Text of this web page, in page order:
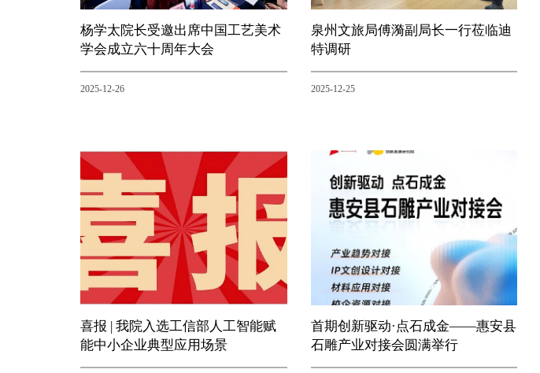
杨学太院长受邀出席中国工艺美术
学会成立六十周年大会
2025-12-26
泉州文旅局傅漪副局长一行莅临迪
特调研
2025-12-25
喜报 | 我院入选工信部人工智能赋
能中小企业典型应用场景
首期创新驱动·点石成金——惠安县
石雕产业对接会圆满举行